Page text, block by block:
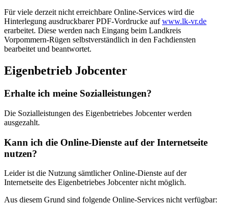
Für viele derzeit nicht erreichbare Online-Services wird die
Hinterlegung ausdruckbarer PDF-Vordrucke aufwww.lk-vr.de
erarbeitet. Diese werden nach Eingang beim Landkreis
Vorpommern-Rügen selbstverständlich in den Fachdiensten
bearbeitet und beantwortet.
Eigenbetrieb Jobcenter
Erhalte ich meine Sozialleistungen?
Die Sozialleistungen des Eigenbetriebes Jobcenter werden
ausgezahlt.
Kann ich die Online-Dienste auf der Internetseite
nutzen?
Leider ist die Nutzung sämtlicher Online-Dienste auf der
Internetseite des Eigenbetriebes Jobcenter nicht möglich.
Aus diesem Grund sind folgende Online-Services nicht verfügbar: